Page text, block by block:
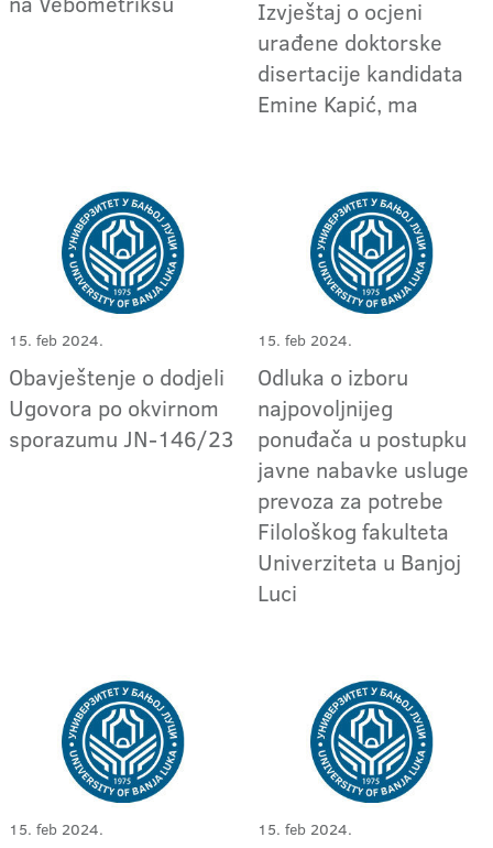
Izvještaj o ocjeni
urađene doktorske
disertacije kandidata
Emine Kapić, ma
15. feb 2024.
Obavještenje o dodjeli
Ugovora po okvirnom
sporazumu JN-146/23
15. feb 2024.
Odluka o izboru
najpovoljnijeg
ponuđača u postupku
javne nabavke usluge
prevoza za potrebe
Filološkog fakulteta
Univerziteta u Banjoj
Luci
15. feb 2024. 15. feb 2024.